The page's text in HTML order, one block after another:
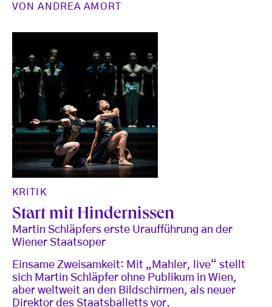
VONANDREA AMORT
KRITIK
Start mit Hindernissen
Martin Schläpfers erste Uraufführung an der
Wiener Staatsoper
Einsame Zweisamkeit: Mit „Mahler, live“ stellt
sich Martin Schläpfer ohne Publikum in Wien,
aber weltweit an den Bildschirmen, als neuer
Direktor des Staatsballetts vor.